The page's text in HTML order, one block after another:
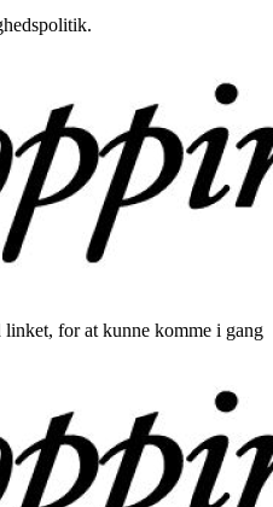
for at kunne komme i gang